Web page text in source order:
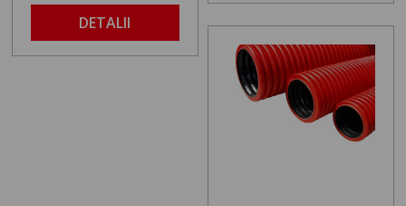
DETALII